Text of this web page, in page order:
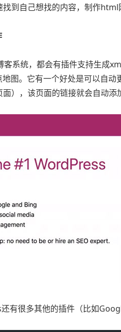
到自己想找的内容，制作html
客系统，都会有插件支持生成
图。它有一个好处是可以自
），该页面的链接就会自动添
有很多其他的插件（比如